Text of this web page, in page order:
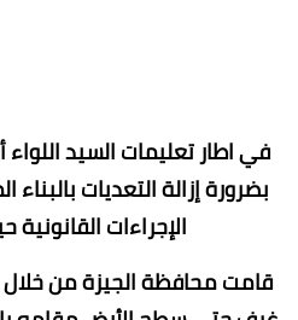
في اطار تعليمات السيد
بضرورة إزالة التعديات
الإجراءات القانونية
قامت محافظة الجيزة من